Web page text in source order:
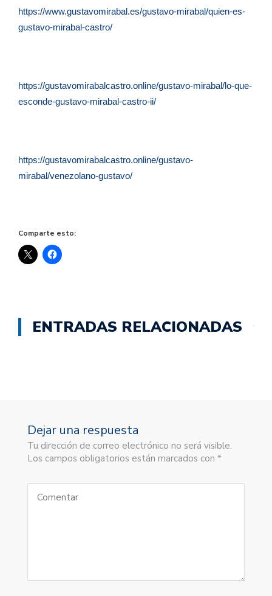
https://www.gustavomirabal.es/gustavo-mirabal/quien-es-
gustavo-mirabal-castro/
https://gustavomirabalcastro.online/gustavo-mirabal/lo-que-
esconde-gustavo-mirabal-castro-ii/
https://gustavomirabalcastro.online/gustavo-
mirabal/venezolano-gustavo/
Comparte esto:
ENTRADAS RELACIONADAS
Dejar una respuesta
Tu dirección de correo electrónico no será visible.
Los campos obligatorios están marcados con *